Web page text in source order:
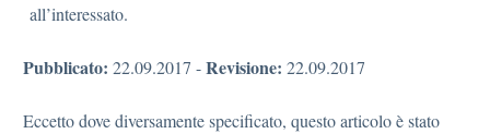
all’interessato.
Pubblicato: 22.09.2017 -Revisione: 22.09.2017
Eccetto dove diversamente specificato, questo articolo è stato